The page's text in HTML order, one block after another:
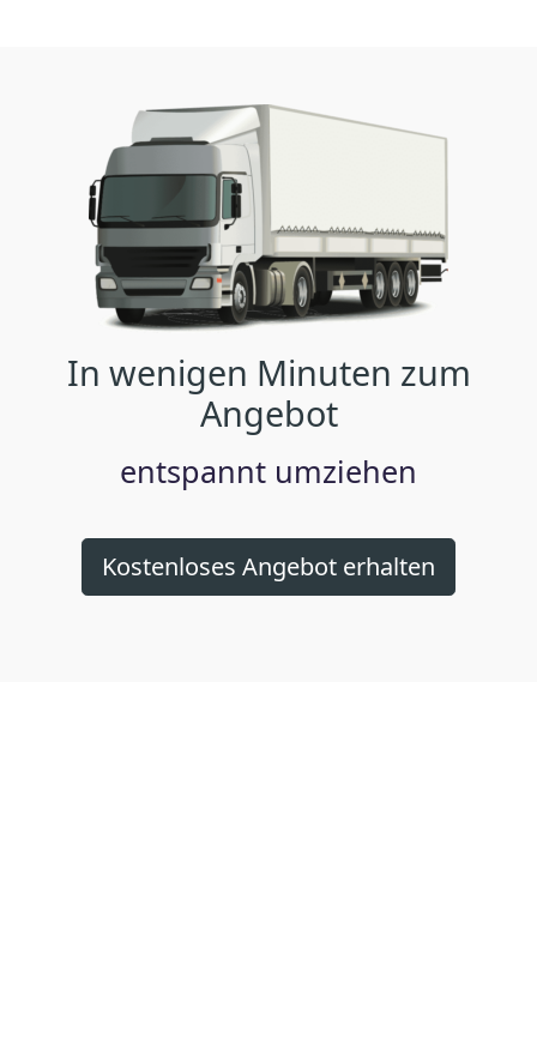
In wenigen Minuten zum
Angebot
entspannt umziehen
Kostenloses Angebot erhalten